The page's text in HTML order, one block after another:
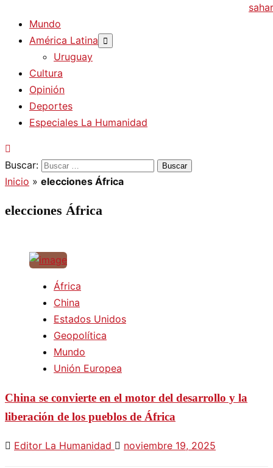
Mundo
América Latina
Uruguay
Cultura
Opinión
Deportes
Especiales La Humanidad
Buscar:
Inicio » elecciones África
elecciones África
África
China
Estados Unidos
Geopolítica
Mundo
Unión Europea
China se convierte en el motor del desarrollo y la
liberación de los pueblos de África
Editor La Humanidad noviembre 19, 2025